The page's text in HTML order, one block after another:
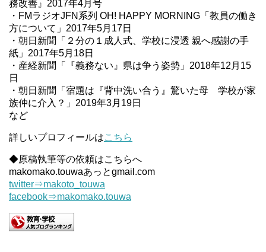
務改善』2017年4月号
・FMラジオJFN系列 OH! HAPPY MORNING「教員の働き
方について」2017年5月17日
・朝日新聞「２分の１成人式、学校に浸透 親へ感謝の手
紙」2017年5月18日
・産経新聞「『義務ない』県は争う姿勢」2018年12月15
日
・朝日新聞「宿題は『背中洗い合う』驚いた母 学校が家
族仲に介入？」2019年3月19日
など
詳しいプロフィールはこちら
◆原稿執筆等の依頼はこちらへ
makomako.touwaあっとgmail.com
twitter⇒makoto_touwa
facebook⇒makomako.touwa